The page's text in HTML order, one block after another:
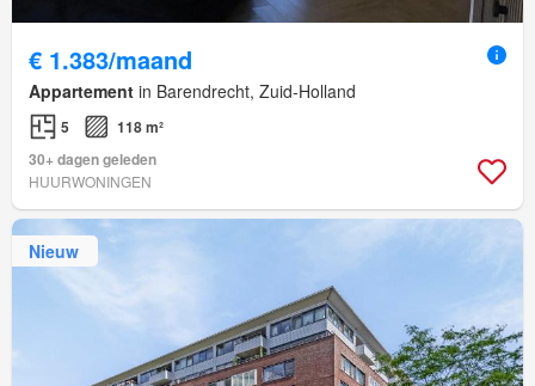
€ 1.383/maand
Appartement in Barendrecht, Zuid-Holland
5
118 m²
30+ dagen geleden
HUURWONINGEN
Nieuw